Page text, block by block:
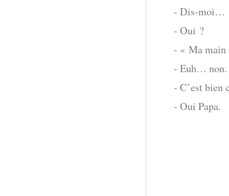
- Dis-moi…
- Oui ?
- « Ma main
- Euh… non.
- C’est bien
- Oui Papa.